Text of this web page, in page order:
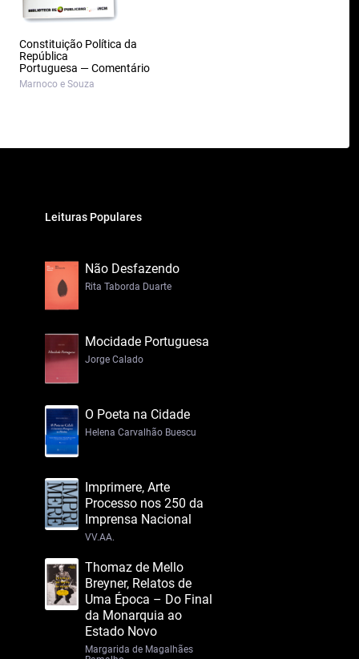
Constituição Política da
República
Portuguesa — Comentário
Marnoco e Souza
Leituras Populares
Não Desfazendo
Rita Taborda Duarte
Mocidade Portuguesa
Jorge Calado
O Poeta na Cidade
Helena Carvalhão Buescu
Imprimere, Arte
Processo nos 250 da
Imprensa Nacional
VV.AA.
Thomaz de Mello
Breyner, Relatos de
Uma Época – Do Final
da Monarquia ao
Estado Novo
Margarida de Magalhães